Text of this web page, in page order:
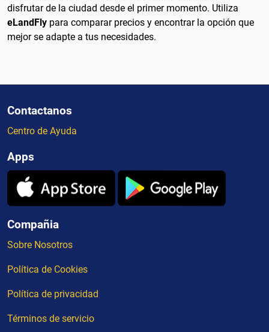
disfrutar de la ciudad desde el primer momento. Utiliza
eLandFly para comparar precios y encontrar la opción que
mejor se adapte a tus necesidades.
Contactanos
Centro de Ayuda
Apps
Compañia
Sobre Nosotros
Política de Cookies
Política de privacidad
Términos de servicio